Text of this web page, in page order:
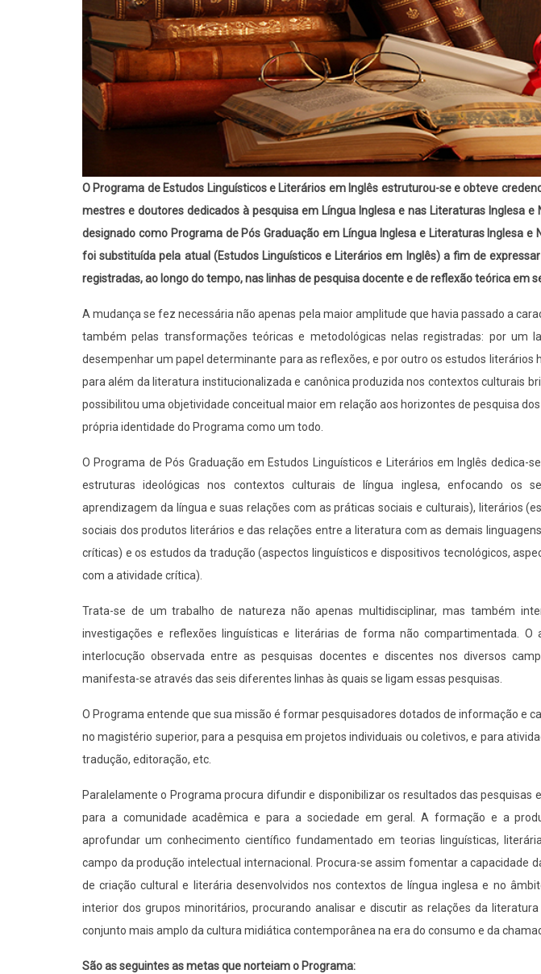
O Programa de Estudos Linguísticos e Literários em Inglês estruturou-se e obteve
mestres e doutores dedicados à pesquisa em Língua Inglesa e nas Literaturas Inglesa e
designado como Programa de Pós Graduação em Língua Inglesa e Literaturas Inglesa
foi substituída pela atual (Estudos Linguísticos e Literários em Inglês) a fim de
registradas, ao longo do tempo, nas linhas de pesquisa docente e de reflexão teórica em
A mudança se fez necessária não apenas pela maior amplitude que havia passado a
também pelas transformações teóricas e metodológicas nelas registradas: por um
desempenhar um papel determinante para as reflexões, e por outro os estudos literários
para além da literatura institucionalizada e canônica produzida nos contextos culturais
possibilitou uma objetividade conceitual maior em relação aos horizontes de pesquisa
própria identidade do Programa como um todo.
O Programa de Pós Graduação em Estudos Linguísticos e Literários em Inglês dedica-
estruturas ideológicas nos contextos culturais de língua inglesa, enfocando os
aprendizagem da língua e suas relações com as práticas sociais e culturais), literários
sociais dos produtos literários e das relações entre a literatura com as demais
críticas) e os estudos da tradução (aspectos linguísticos e dispositivos tecnológicos,
com a atividade crítica).
Trata-se de um trabalho de natureza não apenas multidisciplinar, mas também
investigações e reflexões linguísticas e literárias de forma não compartimentada. O
interlocução observada entre as pesquisas docentes e discentes nos diversos
manifesta-se através das seis diferentes linhas às quais se ligam essas pesquisas.
O Programa entende que sua missão é formar pesquisadores dotados de informação e
no magistério superior, para a pesquisa em projetos individuais ou coletivos, e para
tradução, editoração, etc.
Paralelamente o Programa procura difundir e disponibilizar os resultados das pesquisas
para a comunidade acadêmica e para a sociedade em geral. A formação e a
aprofundar um conhecimento científico fundamentado em teorias linguísticas,
campo da produção intelectual internacional. Procura-se assim fomentar a capacidade
de criação cultural e literária desenvolvidos nos contextos de língua inglesa e no
interior dos grupos minoritários, procurando analisar e discutir as relações da
conjunto mais amplo da cultura midiática contemporânea na era do consumo e da
São as seguintes as metas que norteiam o Programa: